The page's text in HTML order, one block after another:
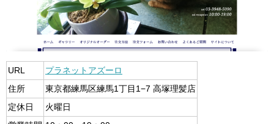
URL
プラネットアズーロ
住所
東京都練馬区練馬1丁目1−7 高塚理髪店
定休日
火曜日